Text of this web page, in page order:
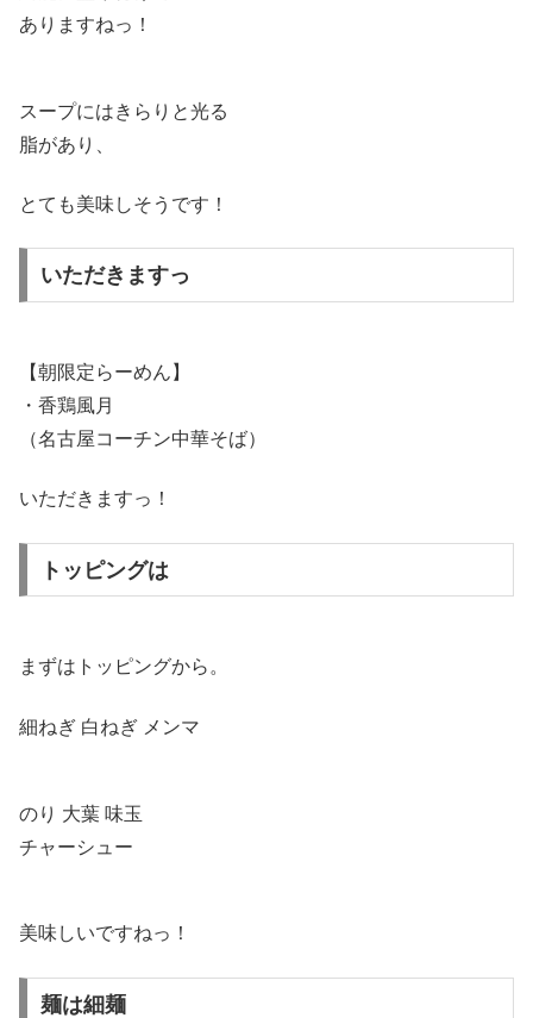
ありますねっ！
スープにはきらりと光る
脂があり、
とても美味しそうです！
いただきますっ
【朝限定らーめん】
・香鶏風月
（名古屋コーチン中華そば）
いただきますっ！
トッピングは
まずはトッピングから。
細ねぎ 白ねぎ メンマ
のり 大葉 味玉
チャーシュー
美味しいですねっ！
麺は細麺